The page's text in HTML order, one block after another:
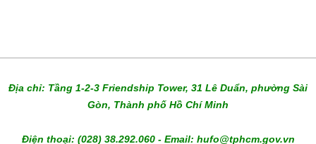
Địa chỉ: Tầng 1-2-3 Friendship Tower, 31 Lê Duẩn, phường Sài
Gòn, Thành phố Hồ Chí Minh
Điện thoại: (028) 38.292.060 - Email: hufo@tphcm.gov.vn